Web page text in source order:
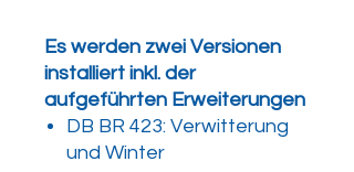
Es werden zwei Versionen
installiert inkl. der
aufgeführten Erweiterungen
DB BR 423: Verwitterung
und Winter